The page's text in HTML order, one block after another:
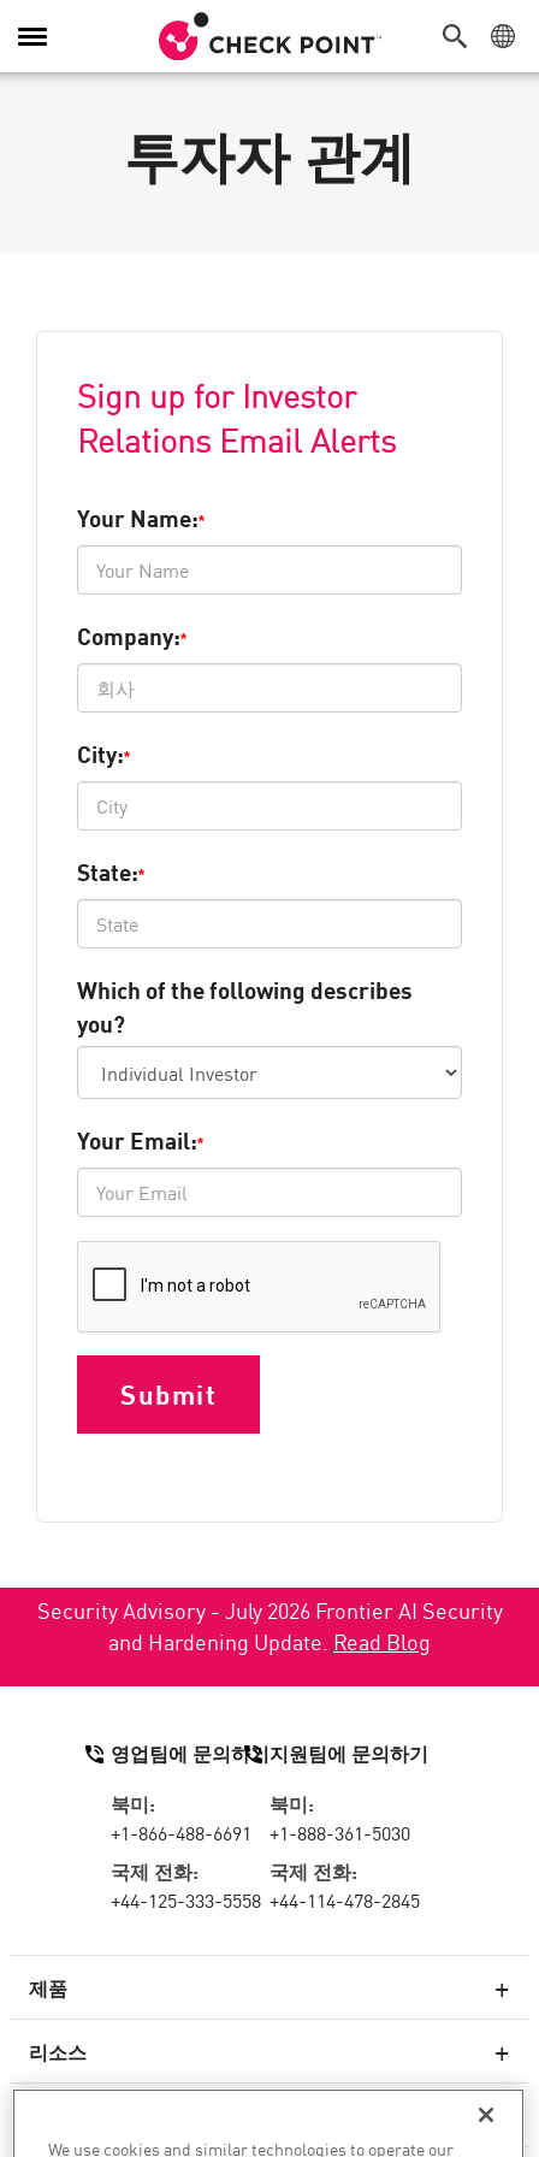
탐
색
투자자 관계
Sign up for Investor
Relations Email Alerts
Your Name:*
Company:*
City:*
State:*
Which of the following describes
you?
Your Email:*
Security Advisory - July 2026 Frontier AI Security
and Hardening Update. Read Blog
제품
차세대 방화벽
리소스
영업팀에 문의하기
북미:
+1-866-488-6691
국제 전화:
+44-125-333-5558
지원팀에 문의하기
북미:
+1-888-361-5030
국제 전화:
+44-114-478-2845
We use cookies and similar technologies to operate our